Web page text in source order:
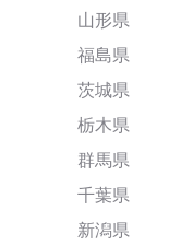
山形県
福島県
茨城県
栃木県
群馬県
千葉県
新潟県